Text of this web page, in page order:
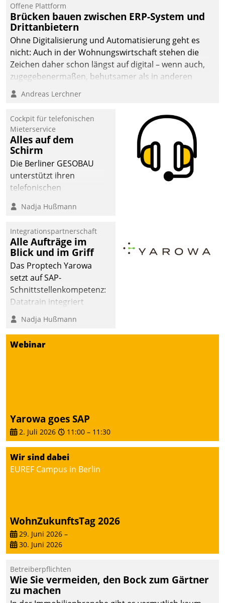
Offene Plattform
Brücken bauen zwischen ERP-System und
Drittanbietern
Ohne Digitalisierung und Automatisierung geht es
nicht: Auch in der Wohnungswirtschaft stehen die
Zeichen daher schon längst auf digital – wenn auch,
zugegebenermaßen, behutsamer als in anderen
Branchen.
Andreas Lerchner
Cockpit für telefonischen
Mieterservice
Alles auf dem
Schirm
Die Berliner GESOBAU
unterstützt ihren
telefonischen
digitalen Cockpit, das
passende Fragen und
Schlagworte auswirft.
Eine intuitive
Dialogführung ermöglicht
dem externen
Serviceteam, Anrufe von
Mietenden zügiger und
effizienter zu bearbeiten.
Nadja Hußmann
Integrationspartnerschaft
Alle Aufträge im
Blick und im Griff
Das Proptech Yarowa
setzt auf SAP-
Schnittstellenkompetenz:
Datatrain integriert
Yarowas Portal zur
Vergabe und Verwaltung
von Aufträgen der
operativen
den Weg vom
Mieteranliegen zum
Dienstleisterauftrag.
Nadja Hußmann
Webinar
Yarowa goes SAP
2. Juli 2026 11:00 – 11:30
Wir sind dabei
EUREF Campus in Berlin
WohnZukunftsTag 2026
29. Juni 2026 –
30. Juni 2026
Betreiberpflichten
Wie Sie vermeiden, den Bock zum Gärtner
zu machen